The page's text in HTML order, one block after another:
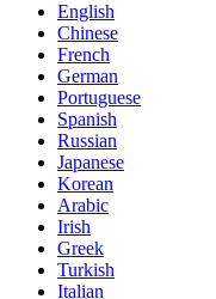
English
Chinese
French
German
Portuguese
Spanish
Russian
Japanese
Korean
Arabic
Irish
Greek
Turkish
Italian